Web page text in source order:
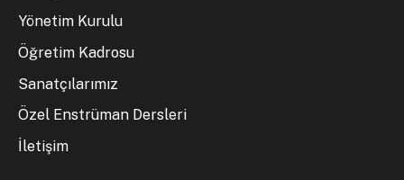
Yönetim Kurulu
Öğretim Kadrosu
Sanatçılarımız
Özel Enstrüman Dersleri
İletişim